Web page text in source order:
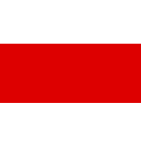
Pimpin SPS